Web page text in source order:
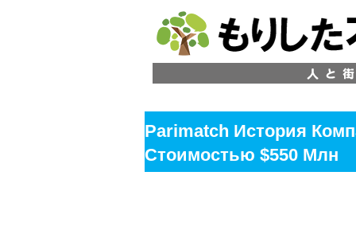
Parimatch История
Стоимостью $550 Млн